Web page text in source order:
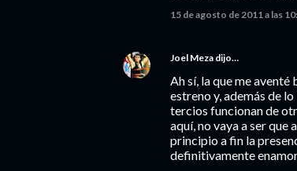
15 de agosto de 2011 a las
Joel Meza dijo…
Ah sí, la que me
estreno y, además de
tercios funcionan de
aquí, no vaya a ser que
principio a fin la
definitivamente